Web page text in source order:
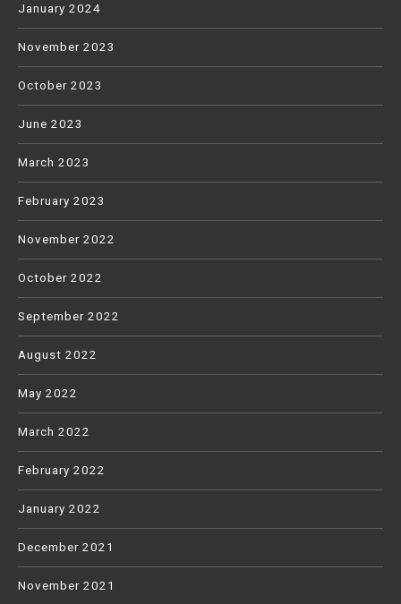
January 2024
November 2023
October 2023
June 2023
March 2023
February 2023
November 2022
October 2022
September 2022
August 2022
May 2022
March 2022
February 2022
January 2022
December 2021
November 2021